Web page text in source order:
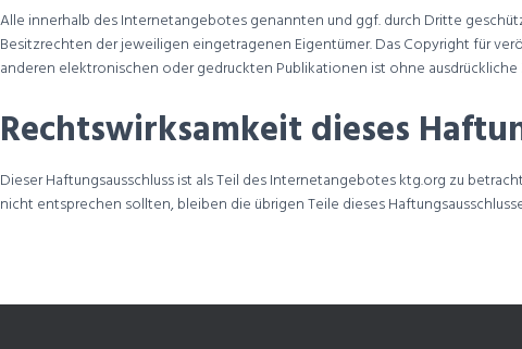
Alle innerhalb des Internetangebotes genannten und ggf. durch Dritte
Besitzrechten der jeweiligen eingetragenen Eigentümer. Das Copyright für
anderen elektronischen oder gedruckten Publikationen ist ohne
Rechtswirksamkeit dieses
Dieser Haftungsausschluss ist als Teil des Internetangebotes ktg.org zu
nicht entsprechen sollten, bleiben die übrigen Teile dieses